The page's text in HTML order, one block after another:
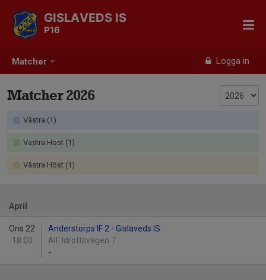
Matcher Logga in
GISLAVEDS IS
P16
Matcher 2026
Västra (1)
Västra Höst (1)
Västra Höst (1)
April
Ons 22
18:00
Anderstorps IF 2 - Gislaveds IS
AIF Idrottsvägen 7
-